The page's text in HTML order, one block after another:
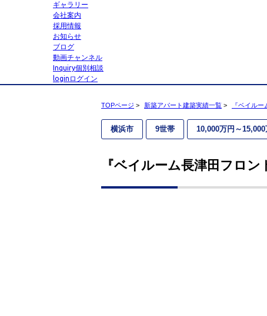
ギャラリー
会社案内
採用情報
お知らせ
ブログ
動画チャンネル
Inquiry個別相談
login ログイン
TOPページ > 新築アパート建築実績一覧 > 『ベイル
横浜市 9世帯 10,000万円～15,000
『ベイルーム長津田フロ